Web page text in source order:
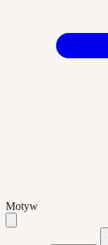
Motyw